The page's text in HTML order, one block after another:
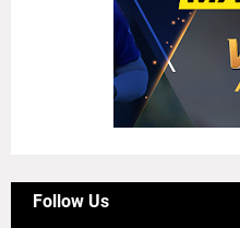
Follow Us